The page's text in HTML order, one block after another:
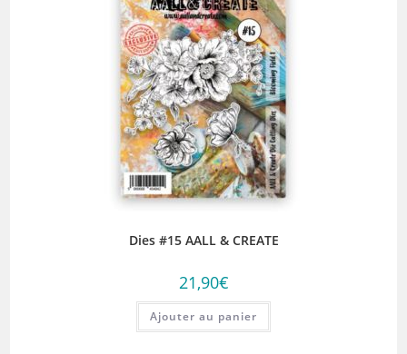
Dies #15 AALL & CREATE
21,90€
Ajouter au panier